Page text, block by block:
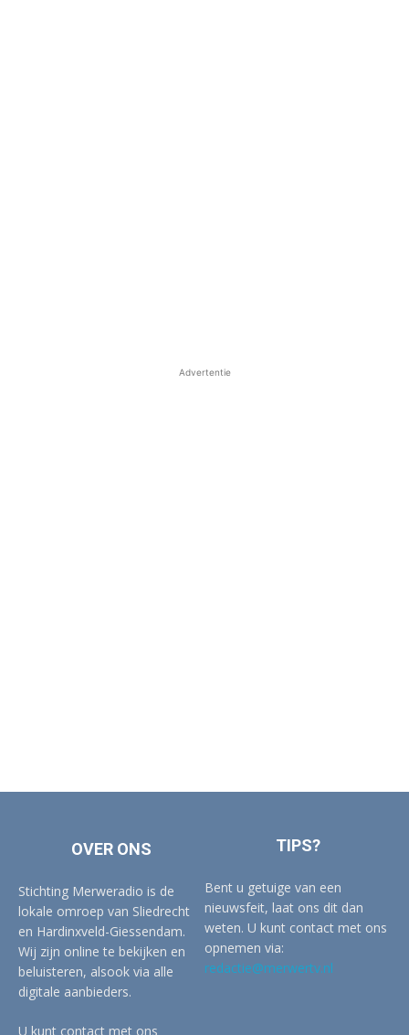
Advertentie
OVER ONS
Stichting Merweradio is de
lokale omroep van Sliedrecht
en Hardinxveld-Giessendam.
Wij zijn online te bekijken en
beluisteren, alsook via alle
digitale aanbieders.
U kunt contact met ons
TIPS?
Bent u getuige van een
nieuwsfeit, laat ons dit dan
weten. U kunt contact met ons
opnemen via:
redactie@merwertv.nl